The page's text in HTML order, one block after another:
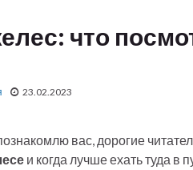
что
23.02.2023
вас, дорогие
и когда лучше ехать туда в